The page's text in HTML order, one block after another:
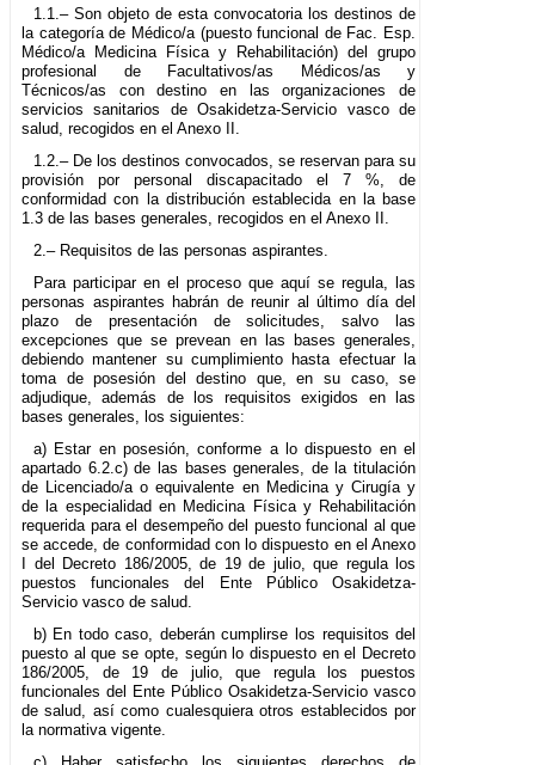
1.1.– Son objeto de esta convocatoria los destinos de
la categoría de Médico/a (puesto funcional de Fac. Esp.
Médico/a Medicina Física y Rehabilitación) del grupo
profesional de Facultativos/as Médicos/as y
Técnicos/as con destino en las organizaciones de
servicios sanitarios de Osakidetza-Servicio vasco de
salud, recogidos en el Anexo II.
1.2.– De los destinos convocados, se reservan para su
provisión por personal discapacitado el 7 %, de
conformidad con la distribución establecida en la base
1.3 de las bases generales, recogidos en el Anexo II.
2.– Requisitos de las personas aspirantes.
Para participar en el proceso que aquí se regula, las
personas aspirantes habrán de reunir al último día del
plazo de presentación de solicitudes, salvo las
excepciones que se prevean en las bases generales,
debiendo mantener su cumplimiento hasta efectuar la
toma de posesión del destino que, en su caso, se
adjudique, además de los requisitos exigidos en las
bases generales, los siguientes:
a) Estar en posesión, conforme a lo dispuesto en el
apartado 6.2.c) de las bases generales, de la titulación
de Licenciado/a o equivalente en Medicina y Cirugía y
de la especialidad en Medicina Física y Rehabilitación
requerida para el desempeño del puesto funcional al que
se accede, de conformidad con lo dispuesto en el Anexo
I del Decreto 186/2005, de 19 de julio, que regula los
puestos funcionales del Ente Público Osakidetza-
Servicio vasco de salud.
b) En todo caso, deberán cumplirse los requisitos del
puesto al que se opte, según lo dispuesto en el Decreto
186/2005, de 19 de julio, que regula los puestos
funcionales del Ente Público Osakidetza-Servicio vasco
de salud, así como cualesquiera otros establecidos por
la normativa vigente.